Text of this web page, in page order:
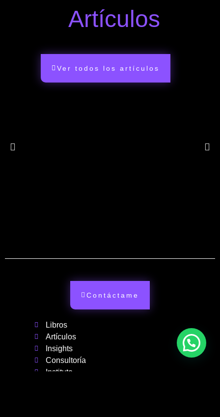
Artículos
Ver todos los artículos
Libros
Artículos
Insights
Consultoría
Instituto
Contáctame